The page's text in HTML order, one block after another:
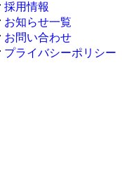
採用情報
お知らせ一覧
お問い合わせ
プライバシーポリシー